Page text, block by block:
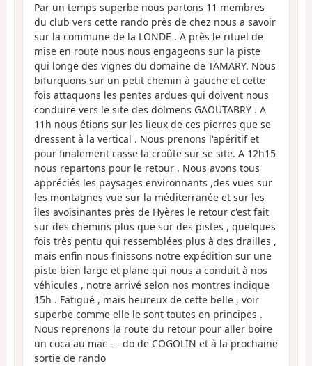
Par un temps superbe nous partons 11 membres
du club vers cette rando près de chez nous a savoir
sur la commune de la LONDE . A près le rituel de
mise en route nous nous engageons sur la piste
qui longe des vignes du domaine de TAMARY. Nous
bifurquons sur un petit chemin à gauche et cette
fois attaquons les pentes ardues qui doivent nous
conduire vers le site des dolmens GAOUTABRY . A
11h nous étions sur les lieux de ces pierres que se
dressent à la vertical . Nous prenons l'apéritif et
pour finalement casse la croûte sur se site. A 12h15
nous repartons pour le retour . Nous avons tous
appréciés les paysages environnants ,des vues sur
les montagnes vue sur la méditerranée et sur les
îles avoisinantes près de Hyères le retour c'est fait
sur des chemins plus que sur des pistes , quelques
fois très pentu qui ressemblées plus à des drailles ,
mais enfin nous finissons notre expédition sur une
piste bien large et plane qui nous a conduit à nos
véhicules , notre arrivé selon nos montres indique
15h . Fatigué , mais heureux de cette belle , voir
superbe comme elle le sont toutes en principes .
Nous reprenons la route du retour pour aller boire
un coca au mac - - do de COGOLIN et à la prochaine
sortie de rando